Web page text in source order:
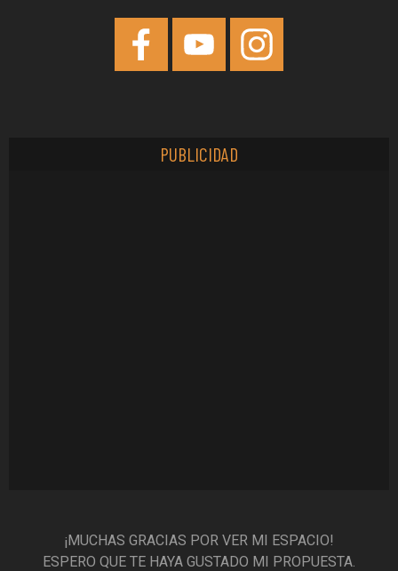
PUBLICIDAD
¡MUCHAS GRACIAS POR VER MI ESPACIO!
ESPERO QUE TE HAYA GUSTADO MI PROPUESTA.